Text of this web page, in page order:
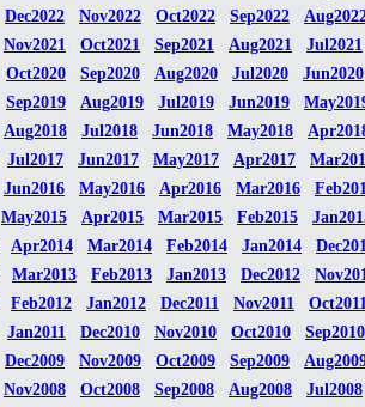
Dec2022 Nov2022 Oct2022 Sep2022
Nov2021 Oct2021 Sep2021 Aug2021
Jul2021
Oct2020 Sep2020 Aug2020 Jul2020
Jun2020
Sep2019 Aug2019 Jul2019 Jun2019
Aug2018 Jul2018 Jun2018 May2018
Jul2017 Jun2017 May2017 Apr2017
Jun2016 May2016 Apr2016 Mar2016
May2015 Apr2015 Mar2015 Feb2015
Apr2014 Mar2014 Feb2014 Jan2014
Mar2013 Feb2013 Jan2013 Dec2012
Feb2012 Jan2012 Dec2011 Nov2011
Jan2011 Dec2010 Nov2010 Oct2010
Sep2010
Dec2009 Nov2009 Oct2009 Sep2009
Nov2008 Oct2008 Sep2008 Aug2008
Jul2008